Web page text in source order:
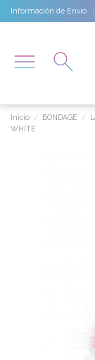
Información de Envío
Inicio BONDAGE
WHITE